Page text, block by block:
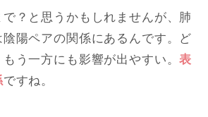
？と思うかもしれませんが、肺
陽ペアの関係にあるんです。 ど
う一方にも影響が出やすい。表
ですね。